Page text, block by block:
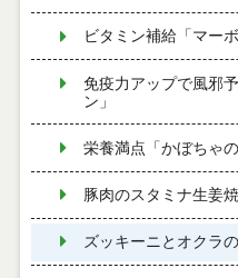
ビタミン補給「マー
免疫力アップで風邪
ン」
栄養満点「かぼちゃの
豚肉のスタミナ生姜
ズッキーニとオクラ